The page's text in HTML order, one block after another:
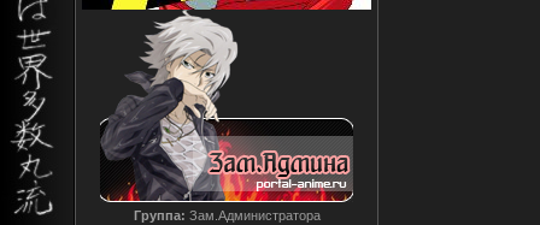
Группа: Зам.Администратора